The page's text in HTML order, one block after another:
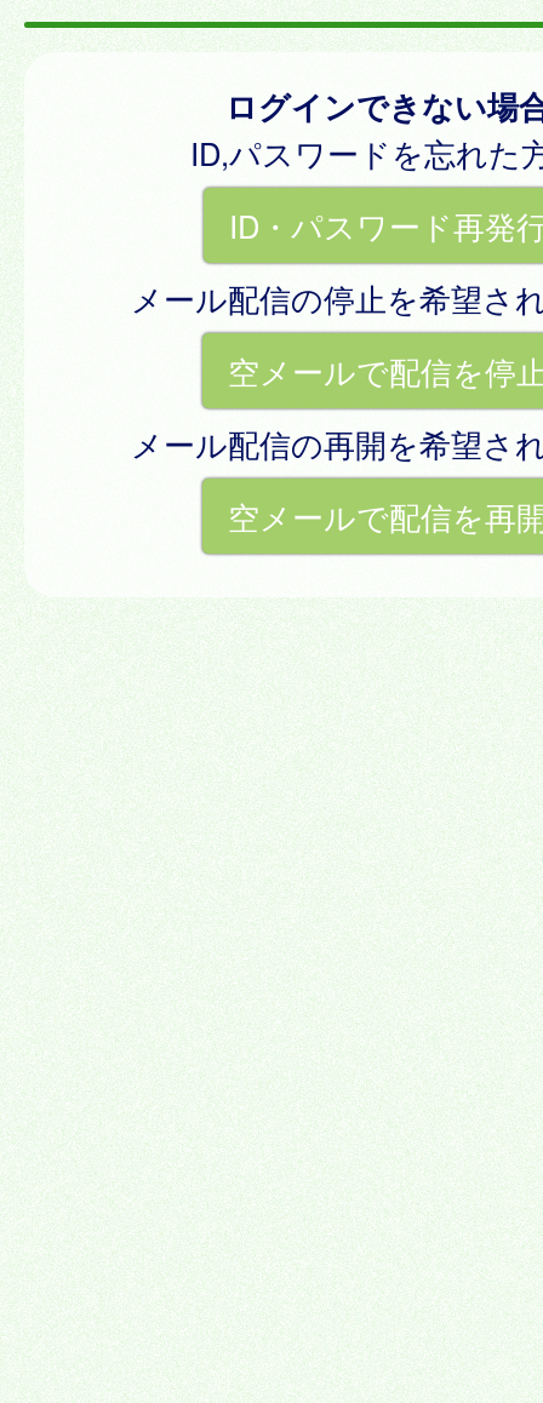
ログインできない場
ID,パスワードを忘れた
ID・パスワード再発
メール配信の停止を希望さ
空メールで配信を停
メール配信の再開を希望さ
空メールで配信を再